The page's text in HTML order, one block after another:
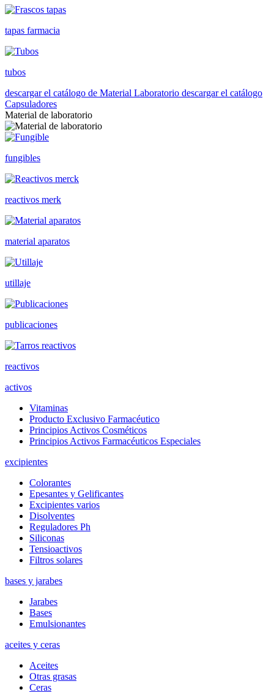
tapas farmacia
tubos
descargar el catálogo de Material Laboratorio descargar el catálogo
Capsuladores
Material de laboratorio
fungibles
reactivos merk
material aparatos
utillaje
publicaciones
reactivos
activos
Vitaminas
Producto Exclusivo Farmacéutico
Principios Activos Cosméticos
Principios Activos Farmacéuticos Especiales
excipientes
Colorantes
Epesantes y Gelificantes
Excipientes varios
Disolventes
Reguladores Ph
Siliconas
Tensioactivos
Filtros solares
bases y jarabes
Jarabes
Bases
Emulsionantes
aceites y ceras
Aceites
Otras grasas
Ceras